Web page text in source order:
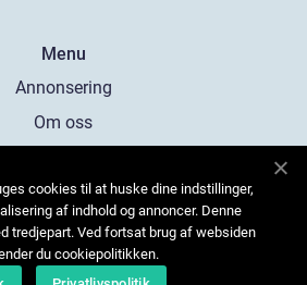
Menu
Annonsering
Om oss
Kontakta oss
Sitemap
cookies til at huske dine indstillinger,
af indhold og annoncer. Denne
tredjepart. Ved fortsat brug af websiden
du cookiepolitikken.